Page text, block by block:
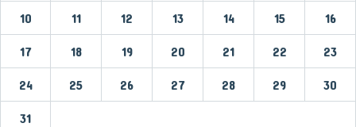
10 11 12 13 14 15 16
17 18 19 20 21 22 23
24 25 26 27 28 29 30
31